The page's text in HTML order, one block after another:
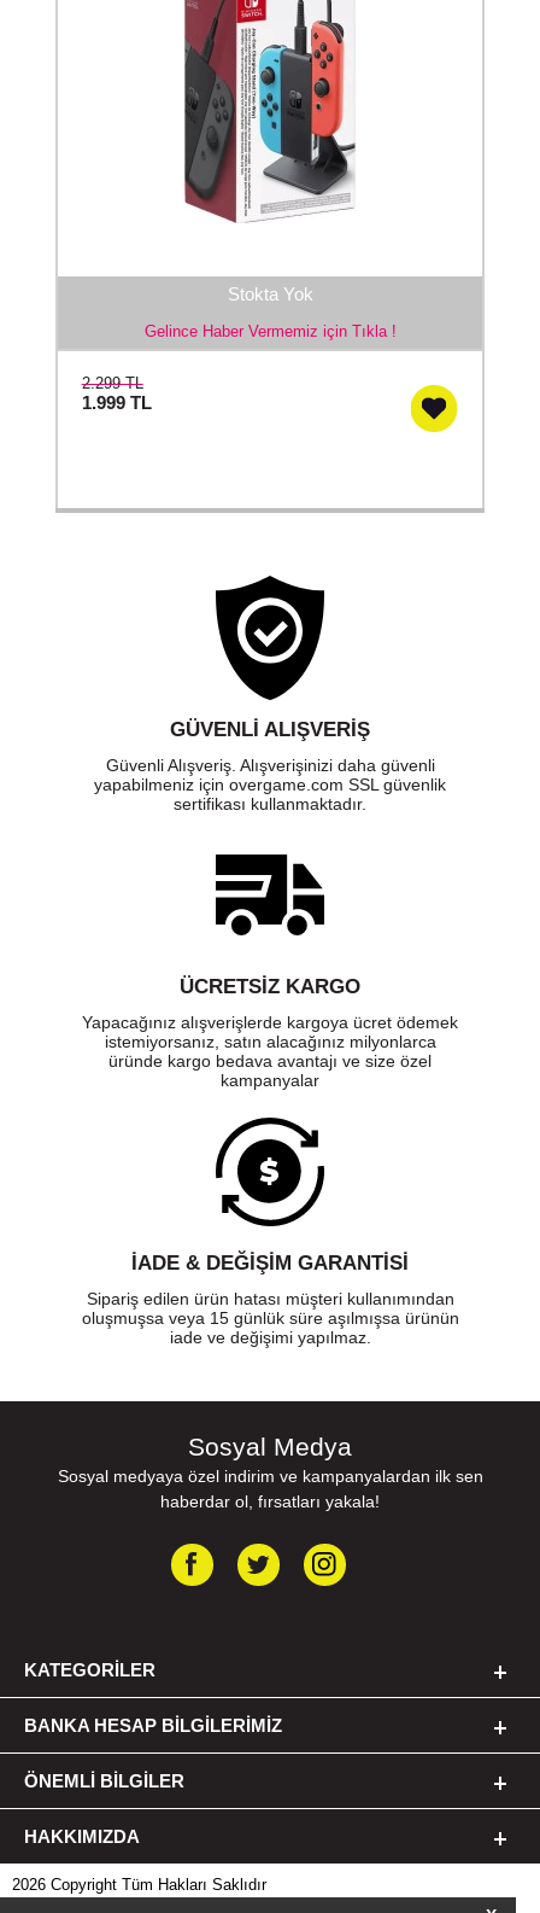
Stokta Yok
Gelince Haber Vermemiz için Tıkla !
2.299 TL
1.999 TL
GÜVENLI ALIŞVERIŞ
Güvenli Alışveriş. Alışverişinizi daha güvenli
yapabilmeniz için overgame.com SSL güvenlik
sertifikası kullanmaktadır.
ÜCRETSIZ KARGO
Yapacağınız alışverişlerde kargoya ücret ödemek
istemiyorsanız, satın alacağınız milyonlarca
üründe kargo bedava avantajı ve size özel
kampanyalar
İADE & DEĞİŞİM GARANTİSİ
Sipariş edilen ürün hatası müşteri kullanımından
oluşmuşsa veya 15 günlük süre aşılmışsa ürünün
iade ve değişimi yapılmaz.
Sosyal Medya
Sosyal medyaya özel indirim ve kampanyalardan ilk sen
haberdar ol, fırsatları yakala!
KATEGORILER
BANKA HESAP BILGILERIMIZ
ÖNEMLI BILGILER
HAKKIMIZDA
2026 Copyright Tüm Hakları Saklıdır